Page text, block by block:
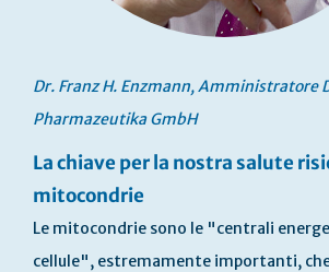
Dr. Franz H. Enzmann, Amministratore
Pharmazeutika GmbH
La chiave per la nostra salute
mitocondrie
Le mitocondrie sono le "centrali
cellule", estremamente importanti,